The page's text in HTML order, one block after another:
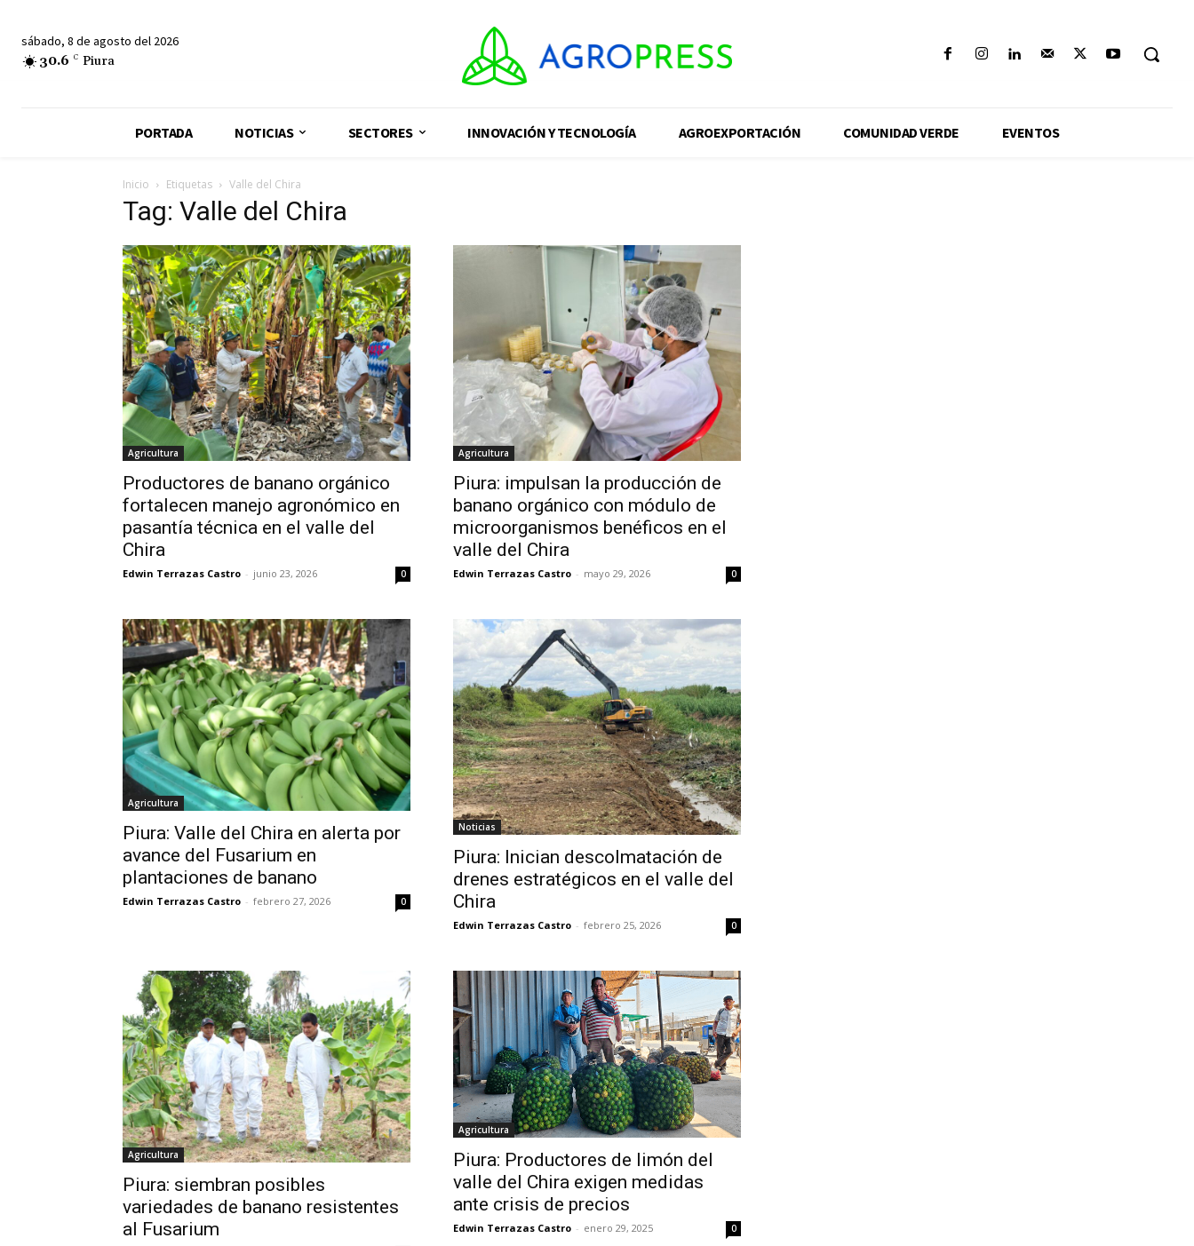
sábado, 8 de agosto del 2026
30.6 C Piura
PORTADA NOTICIAS SECTORES INNOVACIÓN Y TECNOLOGÍA AGROEXPORTACIÓN COMUNIDAD VERDE EVENTOS
Inicio Etiquetas Valle del Chira
Tag: Valle del Chira
Agricultura
Productores de banano orgánico
fortalecen manejo agronómico en
pasantía técnica en el valle del
Chira
Edwin Terrazas Castro - junio 23, 2026 0
Agricultura
Piura: impulsan la producción de
banano orgánico con módulo de
microorganismos benéficos en el
valle del Chira
Edwin Terrazas Castro - mayo 29, 2026 0
Agricultura
Piura: Valle del Chira en alerta por
avance del Fusarium en
plantaciones de banano
Edwin Terrazas Castro - febrero 27, 2026 0
Noticias
Piura: Inician descolmatación de
drenes estratégicos en el valle del
Chira
Edwin Terrazas Castro - febrero 25, 2026 0
Agricultura
Piura: siembran posibles
variedades de banano resistentes
al Fusarium
Agricultura
Piura: Productores de limón del
valle del Chira exigen medidas
ante crisis de precios
Edwin Terrazas Castro - enero 29, 2025 0